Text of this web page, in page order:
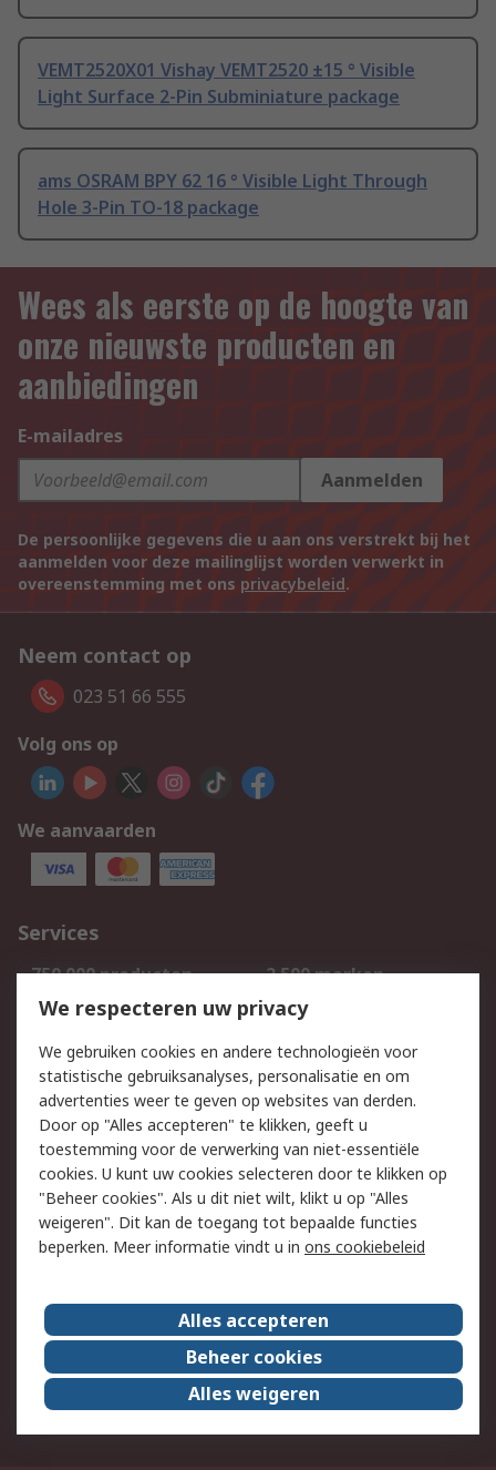
VEMT2520X01 Vishay VEMT2520 ±15 ° Visible
Light Surface 2-Pin Subminiature package
ams OSRAM BPY 62 16 ° Visible Light Through
Hole 3-Pin TO-18 package
Wees als eerste op de hoogte van
onze nieuwste producten en
aanbiedingen
E-mailadres
Aanmelden
De persoonlijke gegevens die u aan ons verstrekt bij het
aanmelden voor deze mailinglijst worden verwerkt in
overeenstemming met ons privacybeleid.
Neem contact op
023 51 66 555
Volg ons op
We aanvaarden
Services
750.000 producten
2.500 merken
Bestellen
Inkoopoplossingen
Track & Trace
Wettelijk
Cookiebeleid
Email veiligheid
Privacybeleid
Websitevoorwaarden
Algemene
verkoopvoorwaarden
Over RS
RS Group
Over ons
RS wereldwijd
Werken bij RS
ESG
We respecteren uw privacy
We gebruiken cookies en andere technologieën voor
statistische gebruiksanalyses, personalisatie en om
advertenties weer te geven op websites van derden.
Door op "Alles accepteren" te klikken, geeft u
toestemming voor de verwerking van niet-essentiële
cookies. U kunt uw cookies selecteren door te klikken op
"Beheer cookies". Als u dit niet wilt, klikt u op "Alles
weigeren". Dit kan de toegang tot bepaalde functies
beperken. Meer informatie vindt u in ons cookiebeleid
Alles accepteren
Beheer cookies
Alles weigeren